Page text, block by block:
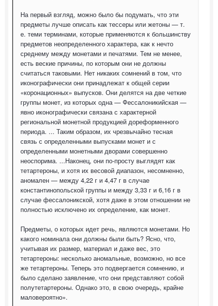
На первый взгляд, можно было бы подумать, что эти
предметы лучше описать как тессеры или жетоны — т.
е. теми терминами, которые применяются к большинству
предметов неопределенного характера, как к нечто
среднему между монетами и печатями. Тем не менее,
есть веские причины, по которым они не должны
считаться таковыми. Нет никаких сомнений в том, что
иконографически они принадлежат к общей серии
«коронационных» выпусков. Они делятся на две четкие
группы монет, из которых одна — Фессалоникийская —
явно иконографически связана с характерной
региональной монетной продукцией дореформенного
периода. ... Таким образом, их чрезвычайно тесная
связь с определенными выпусками монет и с
определенными монетными дворами совершенно
неоспорима. ...Наконец, они по-просту выглядят как
тетартероны, и хотя их весовой диапазон, несомненно,
аномален — между 4,22 г и 4,47 г в случае
константинопольской группы и между 3,33 г и 6,16 г в
случае фессалоникской, хотя даже в этом отношении не
полностью исключено их определение, как монет.
Предметы, о которых идет речь, являются монетами. Но
какого номинала они должны были быть? Ясно, что,
учитывая их размер, материал и даже вес, это
тетартероны: несколько аномальные, возможно, но все
же тетартероны. Теперь это подвергается сомнению, и
было сделано заявление, что они представляют собой
полутетартероны. Однако это, в свою очередь, крайне
маловероятно».